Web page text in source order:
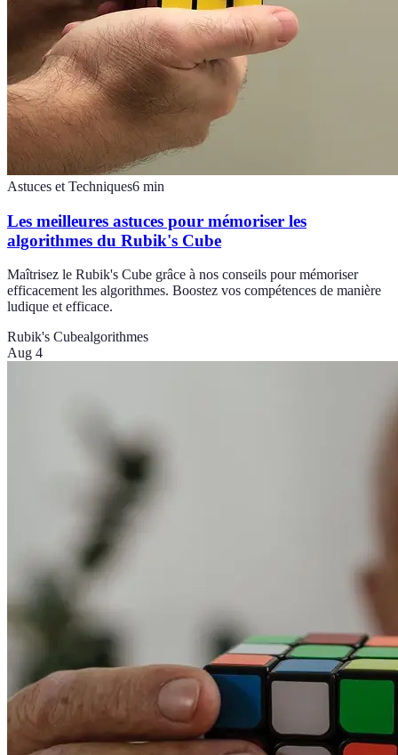
Astuces et Techniques6 min
Les meilleures astuces pour mémoriser les
algorithmes du Rubik's Cube
Maîtrisez le Rubik's Cube grâce à nos conseils pour mémoriser
efficacement les algorithmes. Boostez vos compétences de manière
ludique et efficace.
Rubik's Cubealgorithmes
Aug 4